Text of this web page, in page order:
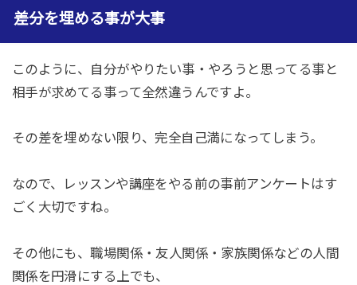
差分を埋める事が大事
このように、自分がやりたい事・やろうと思ってる事と
相手が求めてる事って全然違うんですよ。
その差を埋めない限り、完全自己満になってしまう。
なので、レッスンや講座をやる前の事前アンケートはす
ごく大切ですね。
その他にも、職場関係・友人関係・家族関係などの人間
関係を円滑にする上でも、